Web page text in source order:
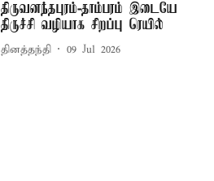
திருவனந்தபுரம்-தாம்பரம் இடையே
திருச்சி வழியாக சிறப்பு ரெயில்
தினத்தந்தி 09 Jul 2026